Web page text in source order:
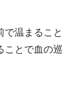
で温まること
ことで血の巡